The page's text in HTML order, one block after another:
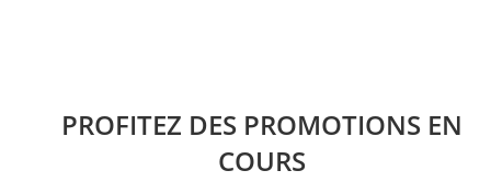
PROFITEZ DES PROMOTIONS EN
COURS